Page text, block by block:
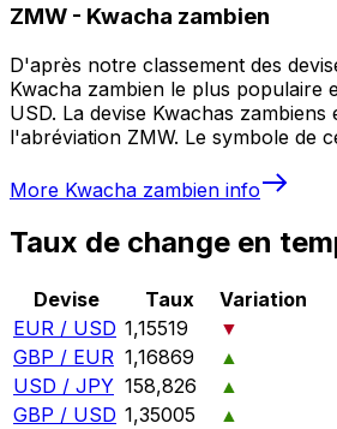
ZMW - Kwacha zambien
D'après notre classement des
Kwacha zambien le plus populaire
USD. La devise Kwachas
l'abréviation ZMW. Le symbole de
More Kwacha zambien info
Taux de change en
Devise Taux
Variation
EUR / USD 1,15519
▼
GBP / EUR 1,16869
▲
USD / JPY 158,826
▲
GBP / USD 1,35005
▲